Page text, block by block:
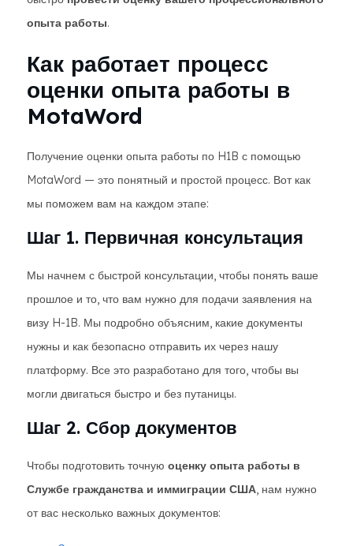
опыта работы.
Как работает процесс
оценки опыта работы в
MotaWord
Получение оценки опыта работы по H1B с помощью
MotaWord — это понятный и простой процесс. Вот как
мы поможем вам на каждом этапе:
Шаг 1. Первичная консультация
Мы начнем с быстрой консультации, чтобы понять ваше
прошлое и то, что вам нужно для подачи заявления на
визу H-1B. Мы подробно объясним, какие документы
нужны и как безопасно отправить их через нашу
платформу. Все это разработано для того, чтобы вы
могли двигаться быстро и без путаницы.
Шаг 2. Сбор документов
Чтобы подготовить точную оценку опыта работы в
Службе гражданства и иммиграции США, нам нужно
от вас несколько важных документов: